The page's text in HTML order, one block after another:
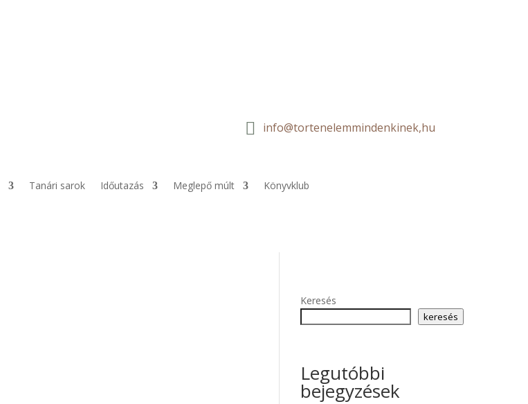
 info@tortenelemmindenkinek,hu
Tanári sarok Időutazás Meglepő múlt Könyvklub
Keresés
keresés
Legutóbbi
bejegyzések